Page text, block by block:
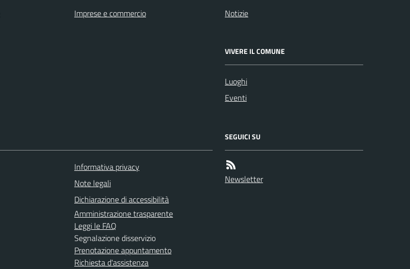
Imprese e commercio Notizie
VIVERE IL COMUNE
Luoghi
Eventi
Informativa privacy
Note legali
Dichiarazione di accessibilità
Amministrazione trasparente
Leggi le FAQ
Segnalazione disservizio
Prenotazione appuntamento
Richiesta d'assistenza
SEGUICI SU
Newsletter